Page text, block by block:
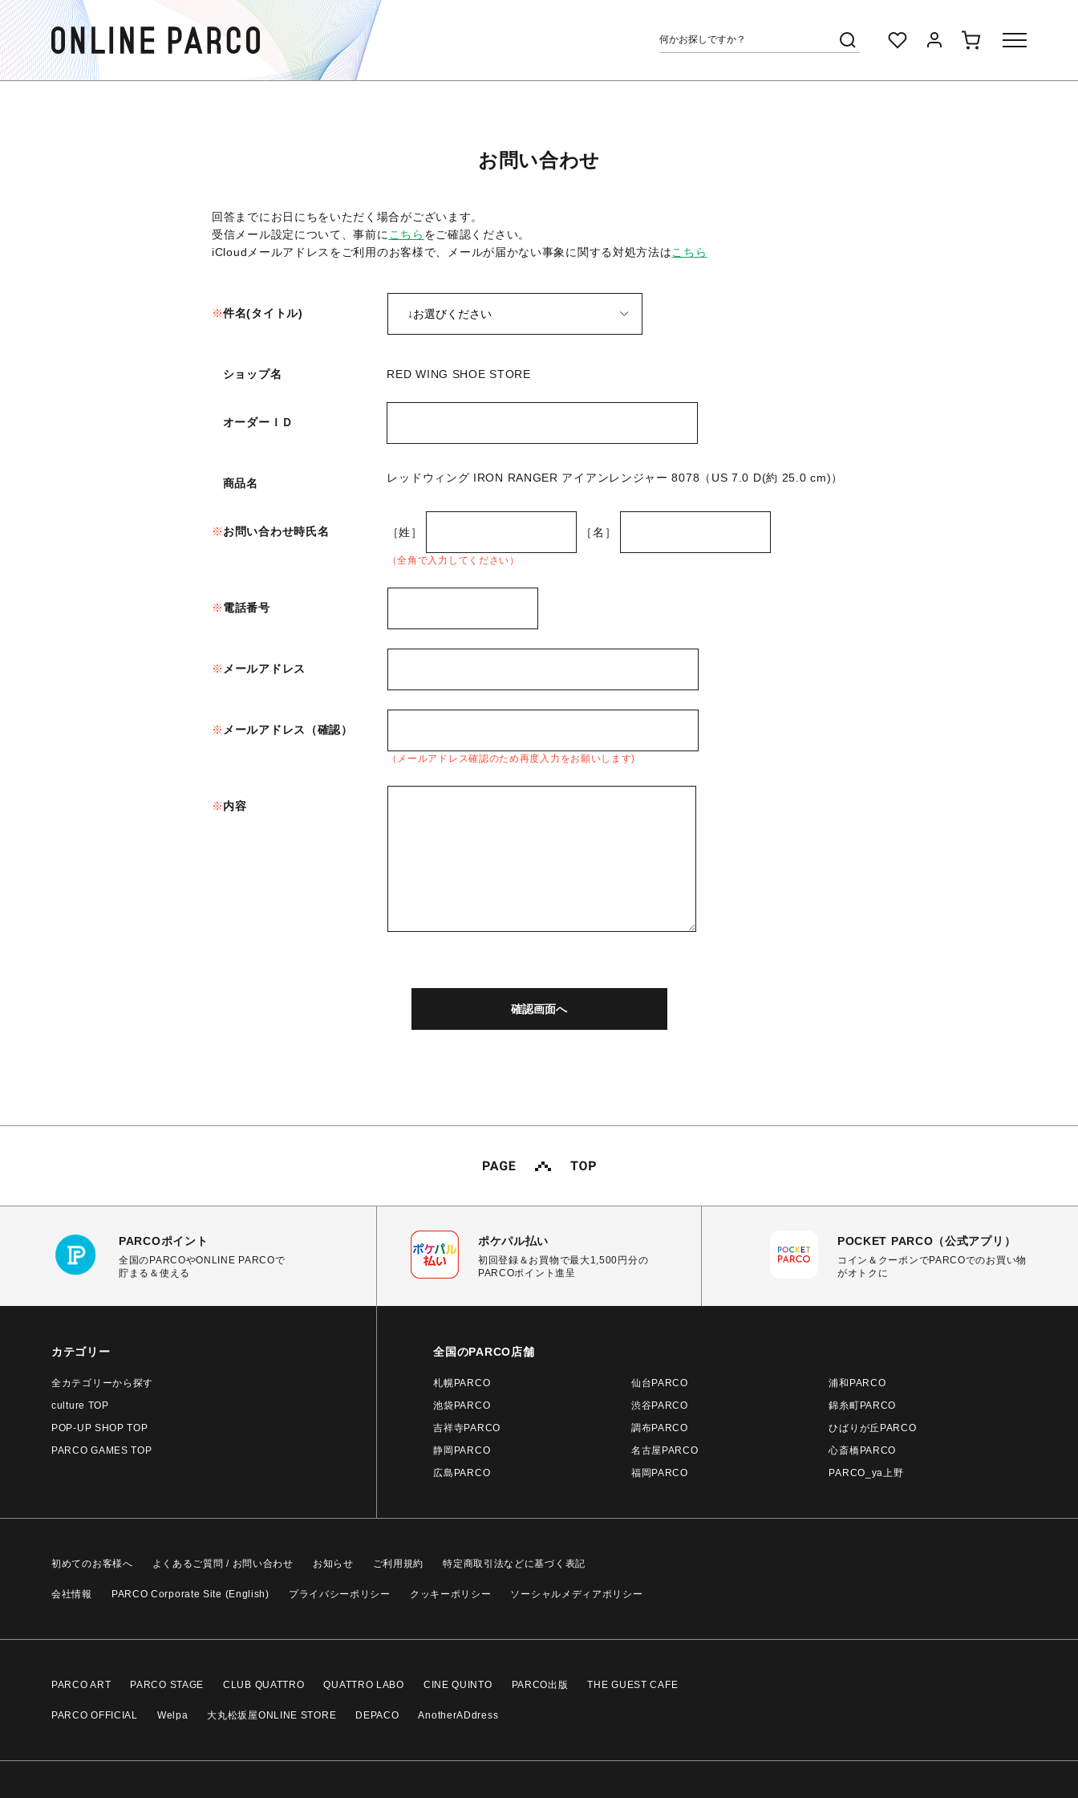
お問い合わせ
回答までにお日にちをいただく場合がございます。
受信メール設定について、事前に こちら をご確認ください。
iCloudメールアドレスをご利用のお客様で、メールが届かない事象に関する対処方法はこちら
件名(タイトル)
ショップ名 RED WING SHOE STORE
オーダーＩＤ
商品名 レッドウィング IRON RANGER アイアンレンジャー 8078（US 7.0 D(約 25.0 cm)）
お問い合わせ時氏名 ［姓］ ［名］
（全角で入力してください）
電話番号
メールアドレス
メールアドレス（確認）
（メールアドレス確認のため再度入力をお願いします)
内容
PARCOポイント
全国のPARCOやONLINE PARCOで
貯まる＆使える
ポケパル払い
初回登録＆お買物で最大1,500円分の
PARCOポイント進呈
POCKET PARCO（公式アプリ）
コイン＆クーポンでPARCOでのお買い物
がオトクに
カテゴリー
全カテゴリーから探す
culture TOP
POP-UP SHOP TOP
PARCO GAMES TOP
全国のPARCO店舗
札幌PARCO 仙台PARCO
浦和PARCO
池袋PARCO
渋谷PARCO
錦糸町PARCO
吉祥寺PARCO
調布PARCO
ひばりが丘PARCO
静岡PARCO
名古屋PARCO
心斎橋PARCO
広島PARCO
福岡PARCO PARCO_ya上野
初めてのお客様へ よくあるご質問 / お問い合わせ お知らせ ご利用規約 特定商取引法などに基づく表記
会社情報 PARCO Corporate Site (English) プライバシーポリシー クッキーポリシー ソーシャルメディアポリシー
PARCO ART PARCO STAGE CLUB QUATTRO QUATTRO LABO CINE QUINTO PARCO出版 THE GUEST CAFE
PARCO OFFICIAL Welpa 大丸松坂屋ONLINE STORE DEPACO AnotherADdress